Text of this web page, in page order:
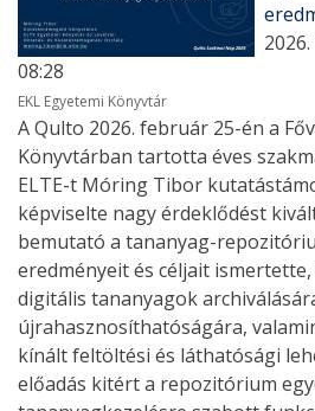
08:28
EKL Egyetemi Könyvtár
A Qulto 2026. február 25-én a
Könyvtárban tartotta éves
ELTE-t Móring Tibor
képviselte nagy érdeklődést
bemutató a tananyag-
eredményeit és céljait
digitális tananyagok
újrahasznosíthatóságára,
kínált feltöltési és láthatósági
előadás kitért a repozitórium